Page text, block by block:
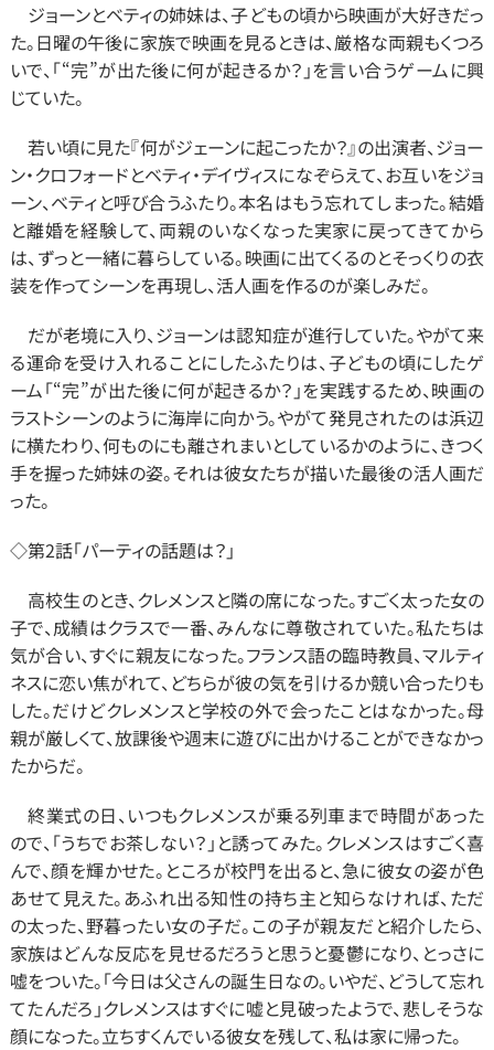
ジョーンとベティの姉妹は、子どもの頃から映画が大好きだっ
た。日曜の午後に家族で映画を見るときは、厳格な両親もくつろ
いで、「“完”が出た後に何が起きるか？」を言い合うゲームに興
じていた。
若い頃に見た『何がジェーンに起こったか？』の出演者、ジョー
ン・クロフォードとベティ・デイヴィスになぞらえて、お互いをジョ
ーン、ベティと呼び合うふたり。本名はもう忘れてしまった。結婚
と離婚を経験して、両親のいなくなった実家に戻ってきてから
は、ずっと一緒に暮らしている。映画に出てくるのとそっくりの衣
装を作ってシーンを再現し、活人画を作るのが楽しみだ。
だが老境に入り、ジョーンは認知症が進行していた。やがて来
る運命を受け入れることにしたふたりは、子どもの頃にしたゲ
ーム「“完”が出た後に何が起きるか？」を実践するため、映画の
ラストシーンのように海岸に向かう。やがて発見されたのは浜辺
に横たわり、何ものにも離されまいとしているかのように、きつく
手を握った姉妹の姿。それは彼女たちが描いた最後の活人画だ
った。
◇第2話「パーティの話題は？」
高校生のとき、クレメンスと隣の席になった。すごく太った女の
子で、成績はクラスで一番、みんなに尊敬されていた。私たちは
気が合い、すぐに親友になった。フランス語の臨時教員、マルティ
ネスに恋い焦がれて、どちらが彼の気を引けるか競い合ったりも
した。だけどクレメンスと学校の外で会ったことはなかった。母
親が厳しくて、放課後や週末に遊びに出かけることができなかっ
たからだ。
終業式の日、いつもクレメンスが乗る列車まで時間があった
ので、「うちでお茶しない？」と誘ってみた。クレメンスはすごく喜
んで、顔を輝かせた。ところが校門を出ると、急に彼女の姿が色
あせて見えた。あふれ出る知性の持ち主と知らなければ、ただ
の太った、野暮ったい女の子だ。この子が親友だと紹介したら、
家族はどんな反応を見せるだろうと思うと憂鬱になり、とっさに
嘘をついた。「今日は父さんの誕生日なの。いやだ、どうして忘れ
てたんだろ」クレメンスはすぐに嘘と見破ったようで、悲しそうな
顔になった。立ちすくんでいる彼女を残して、私は家に帰った。